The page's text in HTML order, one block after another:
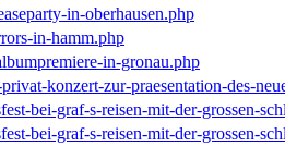
in-oberhausen.php
in-hamm.php
in-gronau.php
konzert-zur-praesentation-des-
bei-graf-s-reisen-mit-der-grossen-
bei-graf-s-reisen-mit-der-grossen-